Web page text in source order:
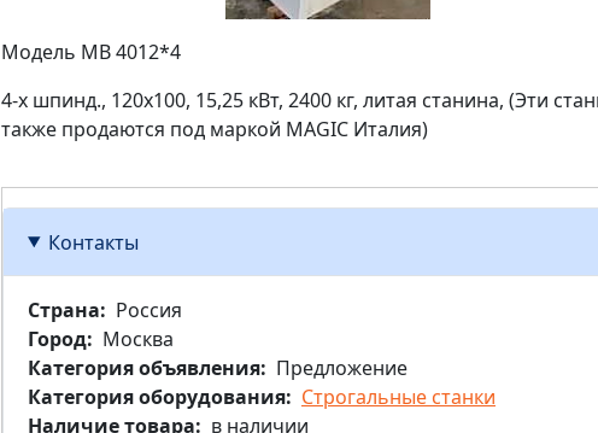
Модель МВ 4012*4
4-х шпинд., 120х100, 15,25 кВт, 2400 кг, литая станина, (Эти
также продаются под маркой MAGIC Италия)
Контакты
Страна
Россия
Город
Москва
Категория объявления
Предложение
Категория оборудования
Строгальные станки
Наличие товара
в наличии